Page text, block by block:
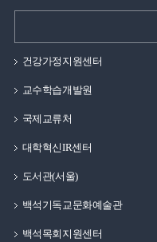
건강가정지원센터
교수학습개발원
국제교류처
대학혁신IR센터
도서관(서울)
백석기독교문화예술관
백석목회지원센터